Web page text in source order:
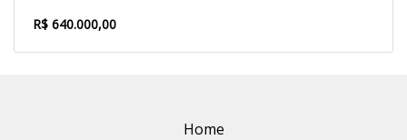
R$ 640.000,00
Home